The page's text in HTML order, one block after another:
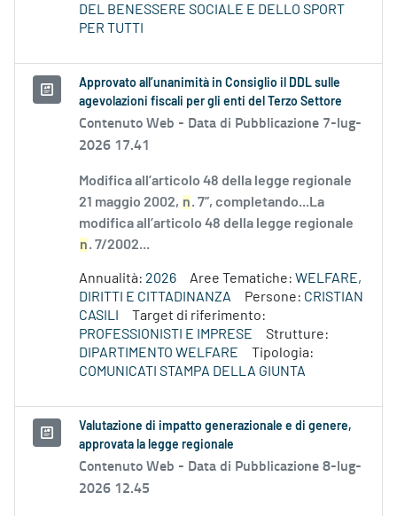
DEL BENESSERE SOCIALE E DELLO SPORT
PER TUTTI
Approvato all’unanimità in Consiglio il DDL sulle
agevolazioni fiscali per gli enti del Terzo Settore
Contenuto Web - Data di Pubblicazione 7-lug-
2026 17.41
Modifica all’articolo 48 della legge regionale
21 maggio 2002, n. 7”, completando...La
modifica all’articolo 48 della legge regionale
n. 7/2002...
Annualità: 2026 Aree Tematiche: WELFARE,
DIRITTI E CITTADINANZA
Persone: CRISTIAN
CASILI
Target di riferimento:
PROFESSIONISTI E IMPRESE
Strutture:
DIPARTIMENTO WELFARE
Tipologia:
COMUNICATI STAMPA DELLA GIUNTA
Valutazione di impatto generazionale e di genere,
approvata la legge regionale
Contenuto Web - Data di Pubblicazione 8-lug-
2026 12.45